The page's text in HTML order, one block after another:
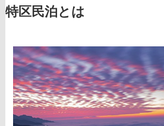
特区民泊とは